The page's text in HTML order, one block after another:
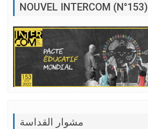
NOUVEL INTERCOM (N°153)
مشوار القداسة